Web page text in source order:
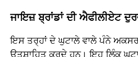
ਜਾਇਜ਼ ਬ੍ਰਾਂਡਾਂ ਦੀ ਐਫੀਲੀਏਟ
ਇਸ ਤਰ੍ਹਾਂ ਦੇ ਘੁਟਾਲੇ ਵਾਲੇ ਪੰਨੇ
ਉਤਸ਼ਾਹਿਤ ਕਰਦੇ ਹਨ। ਇਹ ਲਿੰਕ